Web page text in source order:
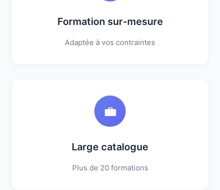
Formation sur-mesure
Adaptée à vos contraintes
💼
Large catalogue
Plus de 20 formations